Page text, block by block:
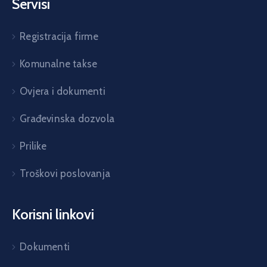
Servisi
Registracija firme
Komunalne takse
Ovjera i dokumenti
Građevinska dozvola
Prilike
Troškovi poslovanja
Korisni linkovi
Dokumenti